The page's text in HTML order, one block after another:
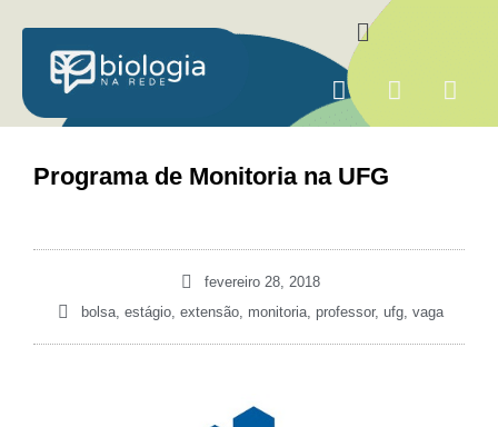
para
conteúdo
Menu
F
a
e
b
I
Y
Programa de Monitoria na UFG
fevereiro 28, 2018
bolsa, estágio, extensão, monitoria, professor, ufg, vaga